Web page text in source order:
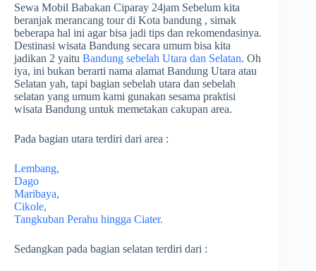
Sewa Mobil Babakan Ciparay 24jam Sebelum kita
beranjak merancang tour di Kota bandung , simak
beberapa hal ini agar bisa jadi tips dan rekomendasinya.
Destinasi wisata Bandung secara umum bisa kita
jadikan 2 yaitu Bandung sebelah Utara dan Selatan. Oh
iya, ini bukan berarti nama alamat Bandung Utara atau
Selatan yah, tapi bagian sebelah utara dan sebelah
selatan yang umum kami gunakan sesama praktisi
wisata Bandung untuk memetakan cakupan area.
Pada bagian utara terdiri dari area :
Lembang,
Dago
Maribaya,
Cikole,
Tangkuban Perahu hingga Ciater.
Sedangkan pada bagian selatan terdiri dari :